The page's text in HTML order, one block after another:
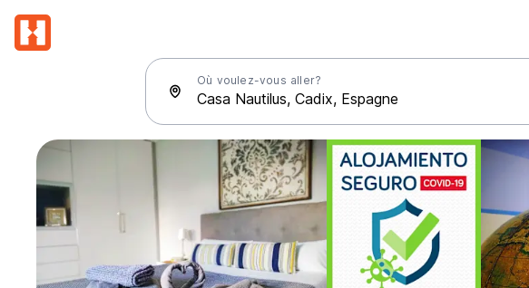
Où voulez-vous aller?